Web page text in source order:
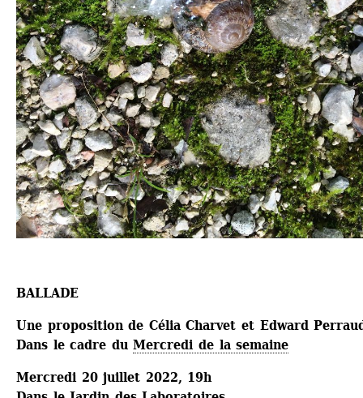
BALLADE
Une proposition de Célia Charvet et Edward
Dans le cadre du Mercredi de la semaine
Mercredi 20 juillet 2022, 19h